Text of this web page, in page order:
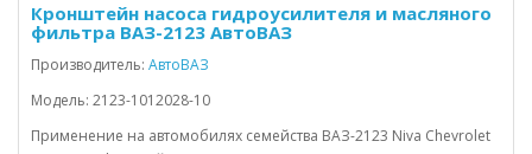
Кронштейн насоса гидроусилителя и масляного
фильтра ВАЗ-2123 АвтоВАЗ
Производитель: АвтоВАЗ
Модель: 2123-1012028-10
Применение на автомобилях семейства ВАЗ-2123 Niva Chevrolet